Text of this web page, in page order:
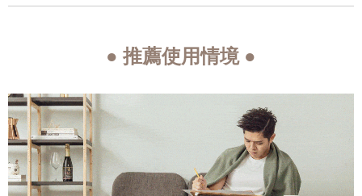
● 推薦使用情境 ●